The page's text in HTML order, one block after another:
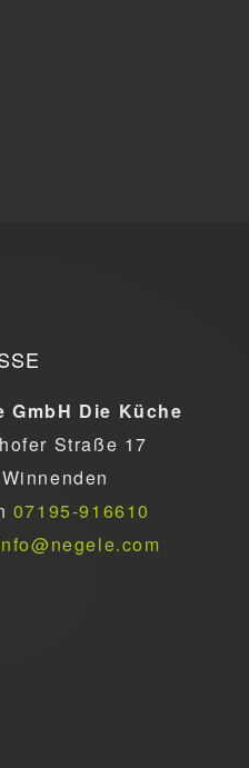
GmbH Die Küche
Straße 17
07195-916610